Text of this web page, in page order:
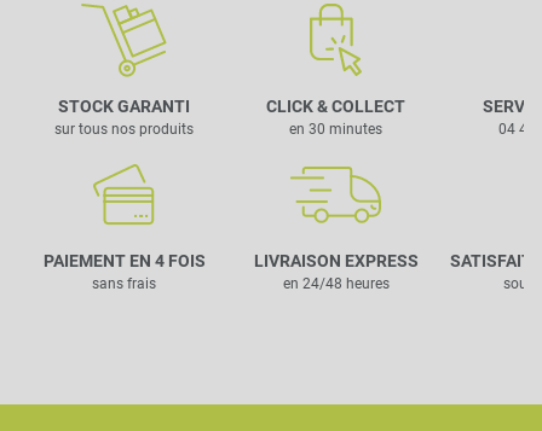
STOCK GARANTI
sur tous nos produits
CLICK & COLLECT
en 30 minutes
PAIEMENT EN 4 FOIS
sans frais
LIVRAISON EXPRESS
en 24/48 heures
04 42
SATISFAIT
sous